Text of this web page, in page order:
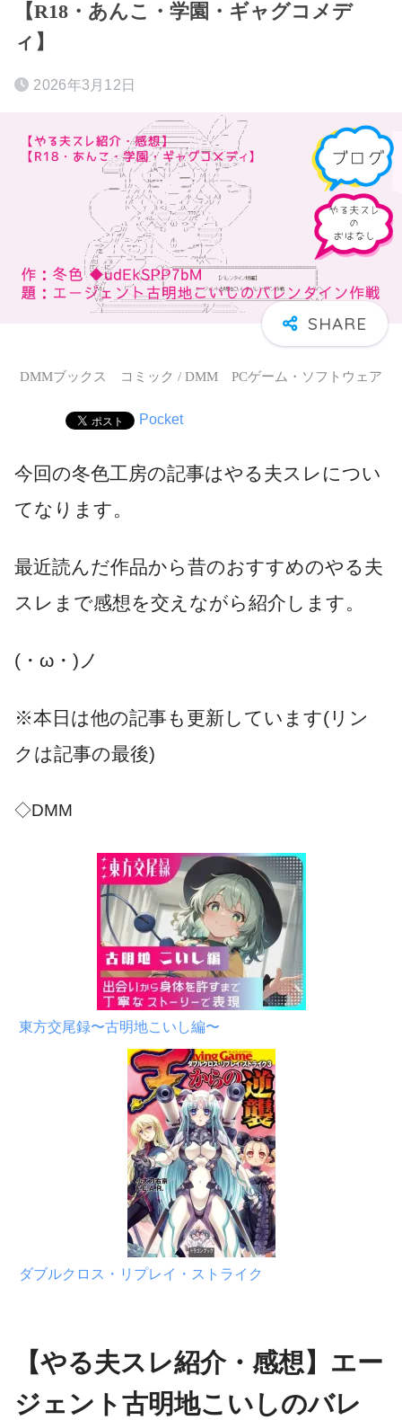
【R18・あんこ・学園・ギャグコメデ
ィ】
2026年3月12日
DMMブックス コミック / DMM PCゲーム・ソフトウェア
Pocket
今回の冬色工房の記事はやる夫スレについ
てなります。
最近読んだ作品から昔のおすすめのやる夫
スレまで感想を交えながら紹介します。
(・ω・)ノ
※本日は他の記事も更新しています(リン
クは記事の最後)
◇DMM
東方交尾録〜古明地こいし編〜
ダブルクロス・リプレイ・ストライク
【やる夫スレ紹介・感想】エー
ジェント古明地こいしのバレ